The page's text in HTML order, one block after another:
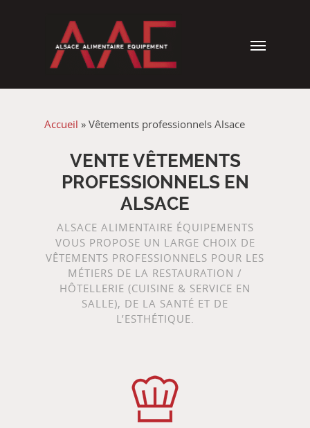
Accueil » Vêtements professionnels Alsace
VENTE VÊTEMENTS
PROFESSIONNELS EN
ALSACE
ALSACE ALIMENTAIRE ÉQUIPEMENTS
VOUS PROPOSE UN LARGE CHOIX DE
VÊTEMENTS PROFESSIONNELS POUR LES
MÉTIERS DE LA RESTAURATION /
HÔTELLERIE (CUISINE & SERVICE EN
SALLE), DE LA SANTÉ ET DE
L’ESTHÉTIQUE.